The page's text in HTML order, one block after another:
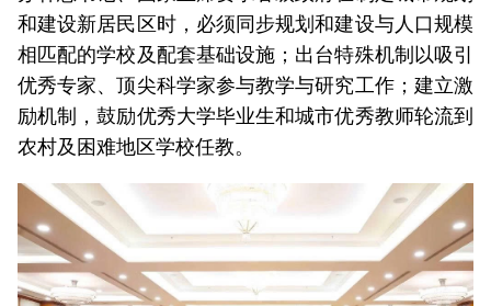
和建设新居民区时，必须同步规划和建设与人口规模
相匹配的学校及配套基础设施；出台特殊机制以吸引
优秀专家、顶尖科学家参与教学与研究工作；建立激
励机制，鼓励优秀大学毕业生和城市优秀教师轮流到
农村及困难地区学校任教。